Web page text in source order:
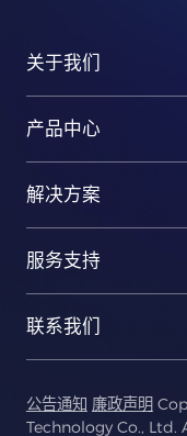
关于我们
产品中心
解决方案
服务支持
联系我们
公告通知 廉政声明
Technology Co., Ltd.